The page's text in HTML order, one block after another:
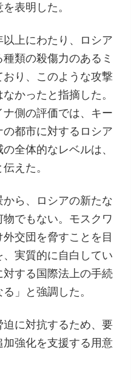
表明した。
上にわたり、ロシア
類の殺傷力のあるミ
り、このような攻撃
かったと指摘した。
側の評価では、キー
都市に対するロシア
全体的なレベルは、
えた。
ら、ロシアの新たな
でもない。モスクワ
交団を脅すことを目
実質的に自白してい
する国際法上の手続
」と強調した。
に対抗するため、要
強化を支援する用意